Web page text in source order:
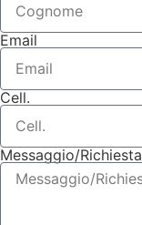
Email
Cell.
Messaggio/Richiesta